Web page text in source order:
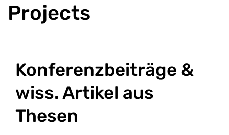
Projects
Konferenzbeiträge &
wiss. Artikel aus
Thesen